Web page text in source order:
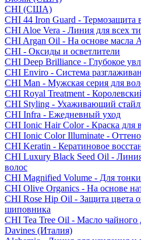
CHI (США)
CHI 44 Iron Guard - Термозащита
CHI Aloe Vera - Линия для всех
CHI Argan Oil - На основе масла
CHI - Оксиды и осветлители
CHI Deep Brilliance - Глубокое
CHI Enviro - Система
CHI Man - Мужская серия для
CHI Royal Treatment -
CHI Styling - Ухаживающий
CHI Infra - Ежедневный уход
CHI Ionic Hair Color - Краска для
CHI Ionic Color Illuminate -
CHI Keratin - Кератиновое
CHI Luxury Black Seed Oil -
волос
CHI Magnified Volume - Для
CHI Olive Organics - На основе
CHI Rose Hip Oil - Защита цвета
шиповника
CHI Tea Tree Oil - Масло чайного
Davines (Италия)